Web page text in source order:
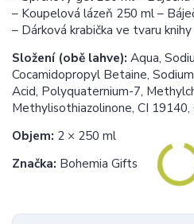
– Koupelová lázeň 250 ml –
– Dárková krabička ve tvaru knihy
Složení (obě lahve): Aqua,
Cocamidopropyl Betaine,
Acid, Polyquaternium-7,
Methylisothiazolinone, CI 19140,
Objem: 2 × 250 ml
Značka: Bohemia Gifts